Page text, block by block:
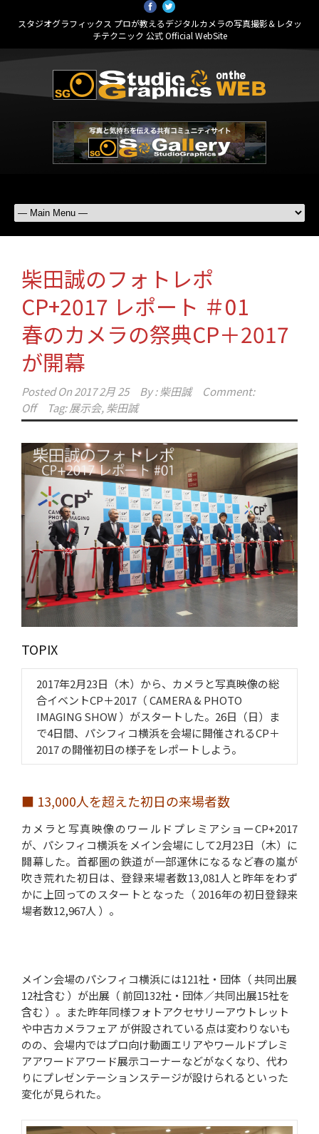
スタジオグラフィックス プロが教えるデジタルカメラの写真撮影＆レタッ
チテクニック 公式 Official WebSite
柴田誠のフォトレポ
CP+2017 レポート ＃01
春のカメラの祭典CP＋2017
が開幕
Posted On2017 2月 25 By : 柴田誠
Comment:
Off
Tag:展示会, 柴田誠
TOPIX
2017年2月23日（木）から、カメラと写真映像の総
合イベントCP＋2017（ CAMERA & PHOTO
IMAGING SHOW ）がスタートした。26日（日）ま
で4日間、パシフィコ横浜を会場に開催されるCP＋
2017 の開催初日の様子をレポートしよう。
■ 13,000人を超えた初日の来場者数
カメラと写真映像のワールドプレミアショーCP+2017
が、パシフィコ横浜をメイン会場にして2月23日（木）に
開幕した。首都圏の鉄道が一部運休になるなど春の嵐が
吹き荒れた初日は、登録来場者数13,081人と昨年をわず
かに上回ってのスタートとなった（ 2016年の初日登録来
場者数12,967人 ）。
メイン会場のパシフィコ横浜には121社・団体（ 共同出展
12社含む ）が出展（ 前回132社・団体／共同出展15社を
含む ）。また昨年同様フォトアクセサリーアウトレット
や中古カメラフェア が併設されている点は変わりないも
のの、会場内ではプロ向け動画エリアやワールドプレミ
アアワードアワード展示コーナーなどがなくなり、代わ
りにプレゼンテーションステージが設けられるといった
変化が見られた。